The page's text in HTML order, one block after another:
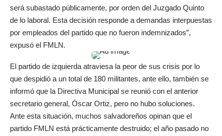
será subastado públicamente, por orden del Juzgado Quinto
de lo laboral. Esta decisión responde a demandas interpuestas
por empleados del partido que no fueron indemnizados”,
expusó el FMLN.
El partido de izquierda atraviesa la peor de sus crisis por lo
que despidió a un total de 180 militantes, ante ello, también se
informó que la Directiva Municipal se reunió con el anterior
secretario general, Óscar Ortiz, pero no hubo soluciones.
Ante esta situación, muchos salvadoreños opinan que el
partido FMLN está prácticamente destruido; el año pasado no